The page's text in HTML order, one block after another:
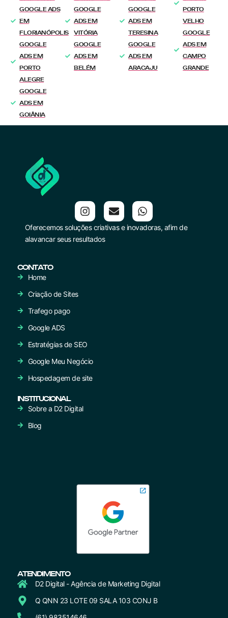
GOOGLE ADS
EM
FLORIANÓPOLIS
GOOGLE
ADS EM
PORTO
ALEGRE
GOOGLE
ADS EM
GOIÂNIA
GOOGLE
ADS EM
VITÓRIA
GOOGLE
ADS EM
BELÉM
GOOGLE
ADS EM
TERESINA
GOOGLE
ADS EM
ARACAJU
PORTO
VELHO
GOOGLE
ADS EM
CAMPO
GRANDE
Oferecemos soluções criativas e inovadoras, afim de
alavancar seus resultados
CONTATO
Home
Criação de Sites
Trafego pago
Google ADS
Estratégias de SEO
Google Meu Negócio
Hospedagem de site
INSTITUCIONAL
Sobre a D2 Digital
Blog
ATENDIMENTO
D2 Digital - Agência de Marketing Digital
Q QNN 23 LOTE 09 SALA 103 CONJ B